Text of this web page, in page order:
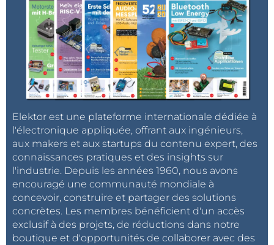
Elektor est une plateforme internationale dédiée à
l'électronique appliquée, offrant aux ingénieurs,
aux makers et aux startups du contenu expert, des
connaissances pratiques et des insights sur
l'industrie. Depuis les années 1960, nous avons
encouragé une communauté mondiale à
concevoir, construire et partager des solutions
concrètes. Les membres bénéficient d'un accès
exclusif à des projets, de réductions dans notre
boutique et d'opportunités de collaborer avec des